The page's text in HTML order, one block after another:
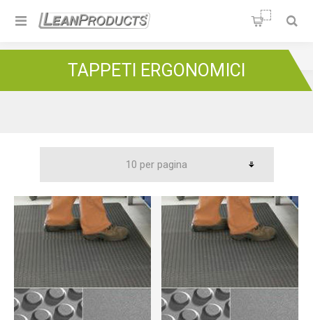
Soluzioni per la Lean
TAPPETI ERGONOMICI